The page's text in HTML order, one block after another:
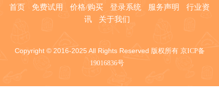
首页 免费试用 价格/购买 登录系统 服务声明
行业资
讯
关于我们
Copyright © 2016-2025 All Rights Reserved 版权所有 京ICP备
19016836号